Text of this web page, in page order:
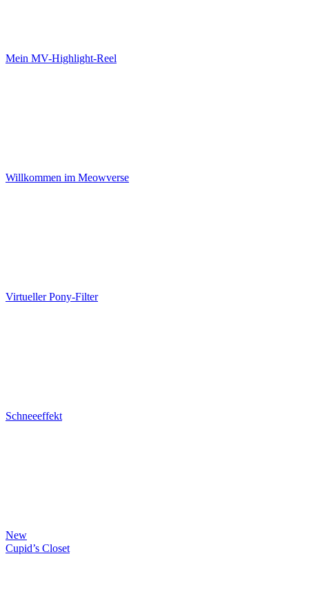
Mein MV-Highlight-Reel
Willkommen im Meowverse
Virtueller Pony-Filter
Schneeeffekt
New
Cupid’s Closet